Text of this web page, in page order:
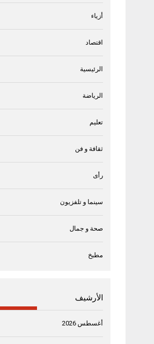
أزياء
اقتصاد
الرئيسية
الرياضة
تعليم
ثقافة و فن
رأى
سينما و تلفزيون
صحة و جمال
مطبخ
الأرشيف
أغسطس 2026